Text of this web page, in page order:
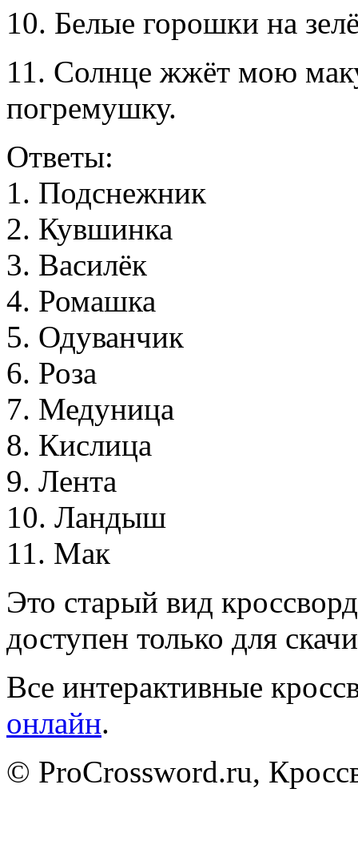
10. Белые горошки на
11. Солнце жжёт мою
погремушку.
Ответы:
1. Подснежник
2. Кувшинка
3. Василёк
4. Ромашка
5. Одуванчик
6. Роза
7. Медуница
8. Кислица
9. Лента
10. Ландыш
11. Мак
Это старый вид
доступен только для
Все интерактивные
онлайн.
© ProCrossword.ru,